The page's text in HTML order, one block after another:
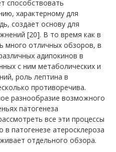
способствовать
характерному для
создает основу для
[20]. В то время как в
много отличных обзоров, в
адипокинов в
с ним метаболических и
роль лептина в
противоречива.
разнообразие возможного
патогенеза
все эти процессы
патогенезе атеросклероза
отдельного обзора.